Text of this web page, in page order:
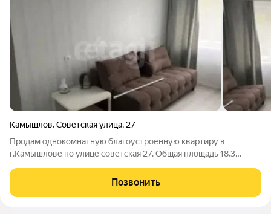
Камышлов,Советская улица, 27
Продам однокомнатную благоустроенную квартиру в
г.Камышлове по улице советская 27. Общая площадь 18,3
Сделан ремонт. в квартире остается диван,водонагреватель,
кухня.Потолки натяжные, стены
Позвонить